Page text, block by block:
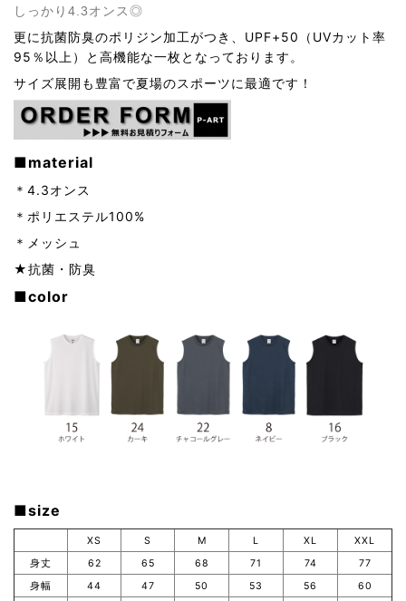
しっかり4.3オンス◎
更に抗菌防臭のポリジン加工がつき、UPF+50（UVカット率
95％以上）と高機能な一枚となっております。
サイズ展開も豊富で夏場のスポーツに最適です！
■material
＊4.3オンス
＊ポリエステル100%
＊メッシュ
★抗菌・防臭
■color
■size
XS S M L XL
XXL
身丈
62 65 68 71 74
77
身幅
44 47 50 53 56
60